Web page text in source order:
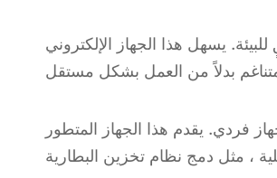
يسهل هذا الجهاز الإلكتروني
فردي. يقدم هذا الجهاز المتطور